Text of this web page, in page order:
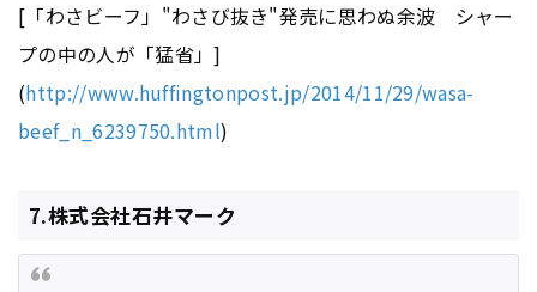
[「わさビーフ」"わさび抜き"発売に思わぬ余波 シャー
プの中の人が「猛省」]
(http://www.huffingtonpost.jp/2014/11/29/wasa-
beef_n_6239750.html)
7.株式会社石井マーク